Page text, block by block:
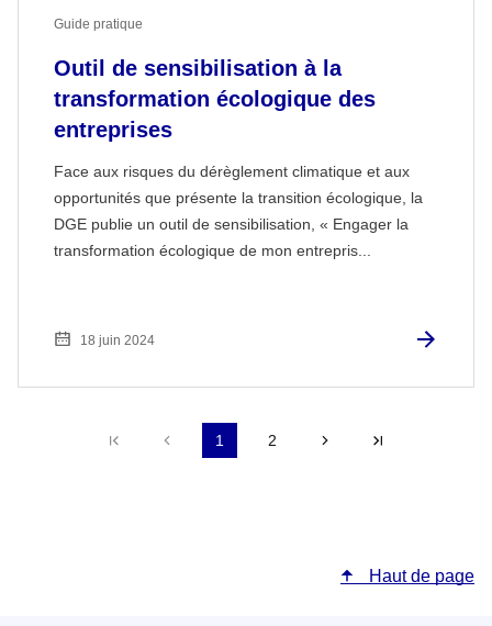
Outil de sensibilisation à la
transformation écologique des
entreprises
Face aux risques du dérèglement climatique et aux
opportunités que présente la transition écologique, la
DGE publie un outil de sensibilisation, « Engager la
transformation écologique de mon entrepris...
Guide pratique
18 juin 2024
Première page
Précédent
1 2 Suivant
Haut de page